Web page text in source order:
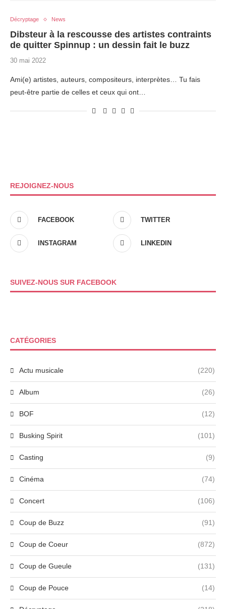
Décryptage News
Dibsteur à la rescousse des artistes contraints
de quitter Spinnup : un dessin fait le buzz
30 mai 2022
Ami(e) artistes, auteurs, compositeurs, interprètes… Tu fais
peut-être partie de celles et ceux qui ont…
REJOIGNEZ-NOUS
FACEBOOK TWITTER
INSTAGRAM LINKEDIN
SUIVEZ-NOUS SUR FACEBOOK
CATÉGORIES
Actu musicale (220)
Album (26)
BOF (12)
Busking Spirit (101)
Casting (9)
Cinéma (74)
Concert (106)
Coup de Buzz (91)
Coup de Coeur (872)
Coup de Gueule (131)
Coup de Pouce (14)